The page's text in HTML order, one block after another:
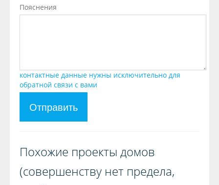
Пояснения
контактные данные нужны исключительно для
обратной связи с вами
Отправить
Похожие проекты домов
(совершенству нет предела,